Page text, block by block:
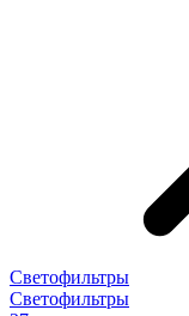
Светофильтры
Светофильтры